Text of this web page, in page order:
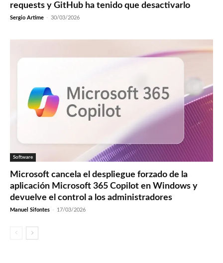
requests y GitHub ha tenido que desactivarlo
Sergio Artime - 30/03/2026
Software
Microsoft cancela el despliegue forzado de la
aplicación Microsoft 365 Copilot en Windows y
devuelve el control a los administradores
Manuel Sifontes - 17/03/2026